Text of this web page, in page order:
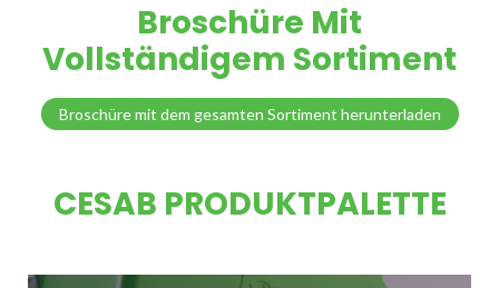
Broschüre Mit
Vollständigem Sortiment
Broschüre mit dem gesamten Sortiment herunterladen
CESAB PRODUKTPALETTE